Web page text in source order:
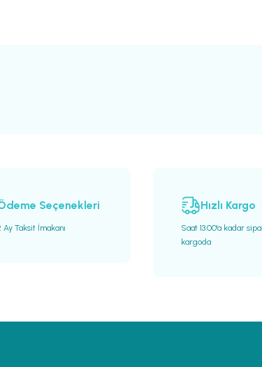
Seçenekleri
Taksit İmakanı
Hızlı Kargo
Saat 13.00'a kadar
kargoda